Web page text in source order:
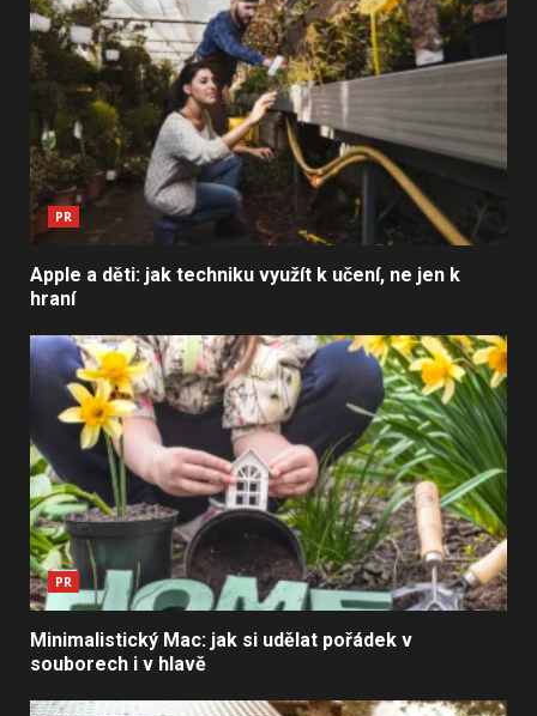
PR
Apple a děti: jak techniku využít k učení, ne jen k
hraní
PR
Minimalistický Mac: jak si udělat pořádek v
souborech i v hlavě